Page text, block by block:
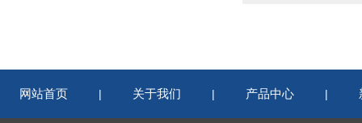
网站首页 | 关于我们 | 产品中心 |